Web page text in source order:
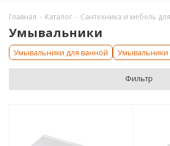
Главная - Каталог - Сантехника и мебель
Умывальники
Умывальники для ванной Умывальники
Фильтр